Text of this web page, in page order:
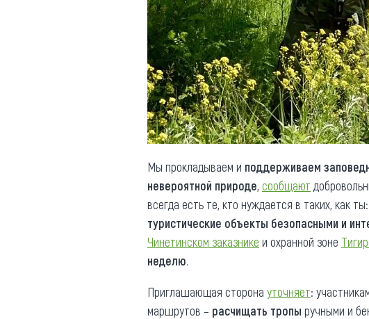
Реестр туристических
агентств Алтайского края
Обращения граждан
Противодействие коррупции
Мы прокладываем и поддерживаем
невероятной природе, сообщают
всегда есть те, кто нуждается в таких, как ты:
туристические объекты безопасными и
Чинетинском заказнике и охранной зоне
неделю.
Приглашающая сторона уточняет:
маршрутов – расчищать тропы ручными и